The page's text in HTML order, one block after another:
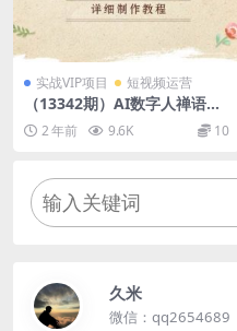
实战VIP项目 短视频运营
（13342期）AI数字人禅语视
频，小和尚开口说禅语，一禅
小和尚，制作教程
2 年前 9.6K 10
久米
微信：qq2654689